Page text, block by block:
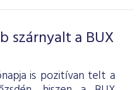
szárnyalt a BUX
is pozitívan telt a